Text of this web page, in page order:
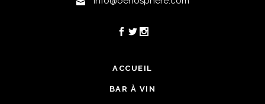
ACCUEIL
BAR À VIN